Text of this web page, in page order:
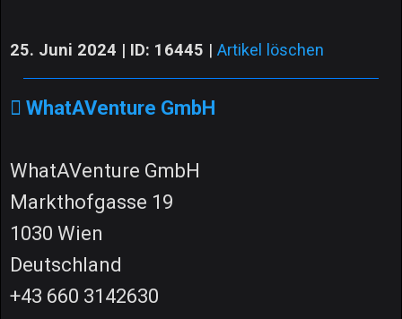
25. Juni 2024 | ID: 16445 | Artikel löschen
WhatAVenture GmbH
WhatAVenture GmbH
Markthofgasse 19
1030 Wien
Deutschland
+43 660 3142630